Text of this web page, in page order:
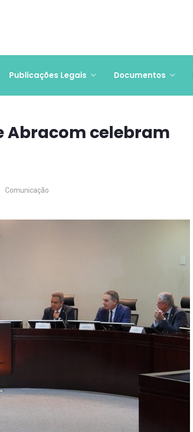
Publicações Legais Documentos
Abracom celebram
Comunicação